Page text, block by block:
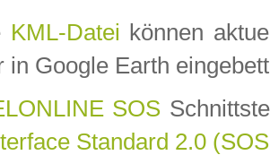
KML-Datei können
in Google Earth
SOS
Standard 2.0